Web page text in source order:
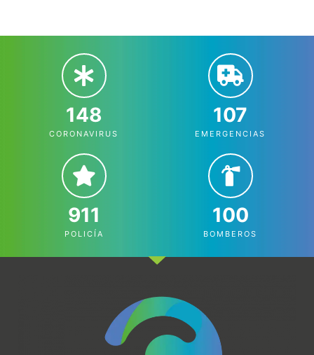
148
CORONAVIRUS
107
EMERGENCIAS
911
POLICÍA
100
BOMBEROS